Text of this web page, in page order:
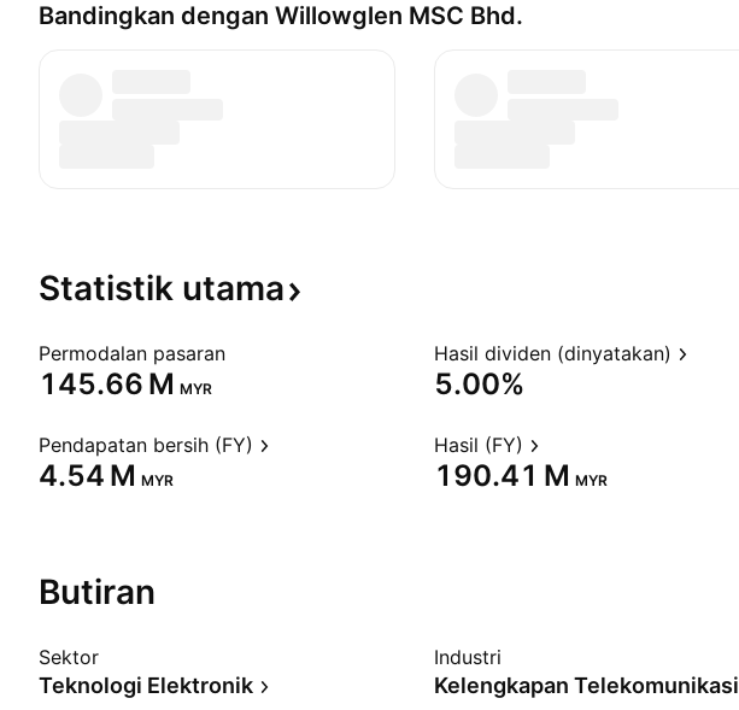
Bandingkan dengan Willowglen MSC Bhd.
Statistik utama
Permodalan pasaran
‪145.66 M‬ MYR
Hasil dividen (dinyatakan)
5.00%
Pendapatan bersih (FY)
‪4.54 M‬ MYR
Hasil (FY)
‪190.41 M‬ MYR
Butiran
Sektor
Teknologi Elektronik
Industri
Kelengkapan Telekomunikasi